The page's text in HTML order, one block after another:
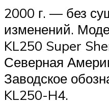
2000 г. — без
изменений.
KL250 Super
Северная
Заводское
KL250-H4.